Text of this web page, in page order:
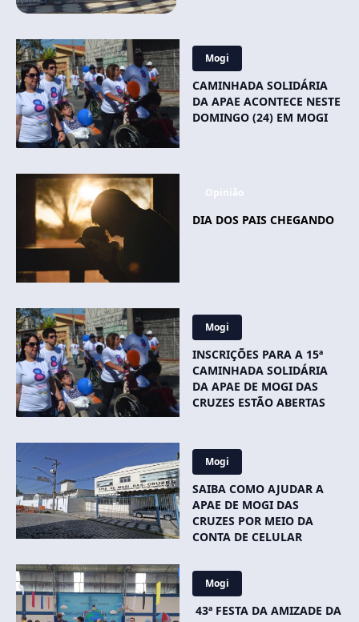
Mogi
CAMINHADA SOLIDÁRIA
DA APAE ACONTECE NESTE
DOMINGO (24) EM MOGI
Opinião
DIA DOS PAIS CHEGANDO
Mogi
INSCRIÇÕES PARA A 15ª
CAMINHADA SOLIDÁRIA
DA APAE DE MOGI DAS
CRUZES ESTÃO ABERTAS
Mogi
SAIBA COMO AJUDAR A
APAE DE MOGI DAS
CRUZES POR MEIO DA
CONTA DE CELULAR
Mogi
43ª FESTA DA AMIZADE DA